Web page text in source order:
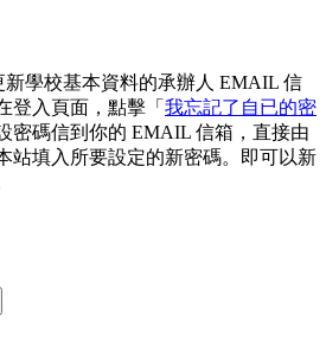
新學校基本資料的承辦人 EMAIL 信
登入頁面，點擊「 我忘記了自已的密
密碼信到你的 EMAIL 信箱，直接由
站填入所要設定的新密碼。即可以新